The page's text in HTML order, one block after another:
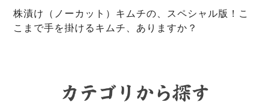
株漬け（ノーカット）キムチの、スペシャル版！こ
こまで手を掛けるキムチ、ありますか？